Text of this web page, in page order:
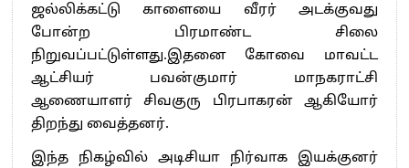
ஜல்லிக்கட்டு காளையை வீரர் அடக்குவது
போன்ற பிரமாண்ட சிலை
நிறுவப்பட்டுள்ளது.இதனை கோவை மாவட்ட
ஆட்சியர் பவன்குமார் மாநகராட்சி
ஆணையாளர் சிவகுரு பிரபாகரன் ஆகியோர்
திறந்து வைத்தனர்.
இந்த நிகழ்வில் அடிசியா நிர்வாக இயக்குனர்